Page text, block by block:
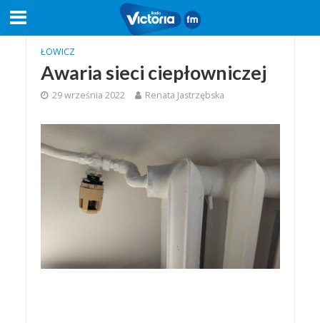
ŁOWICZ
Awaria sieci ciepłowniczej
29 września 2022 Renata Jastrzębska